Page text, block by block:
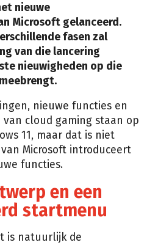
nieuwe
Microsoft gelanceerd.
fasen zal
van die lancering
nieuwigheden op die
nieuwe functies en
cloud gaming staan op
11, maar dat is niet
Microsoft introduceert
functies.
en een
startmenu
is natuurlijk de